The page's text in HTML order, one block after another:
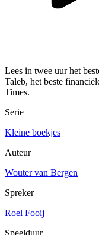
Lees in twee uur het
Taleb, het beste
Times.
Serie
Kleine boekjes
Auteur
Wouter van Bergen
Spreker
Roel Fooij
Speelduur